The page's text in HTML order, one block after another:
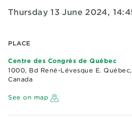
Thursday 13 June 2024,
PLACE
Centre des Congrès de Québec
1000, Bd René-Lévesque E. Québec,
Canada
See on map